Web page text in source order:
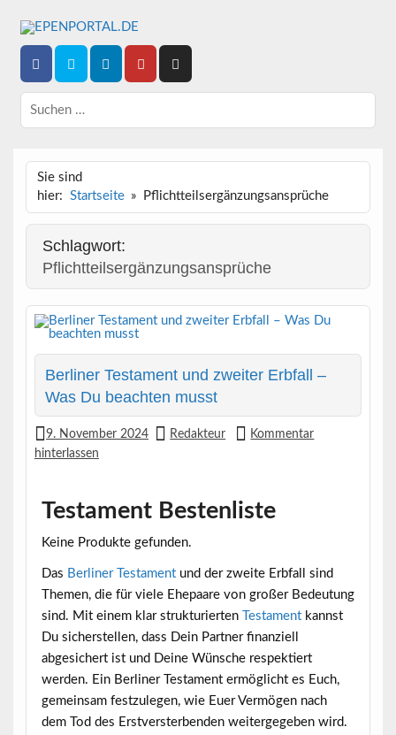
EPENPORTAL.DE
Epische News aus Politik, Finanzen & Gesellschaft
Sie sind
hier: Startseite Pflichtteilsergänzungsansprüche
Schlagwort:
Pflichtteilsergänzungsansprüche
Berliner Testament und zweiter Erbfall –
Was Du beachten musst
9. November 2024 Redakteur
Kommentar
hinterlassen
Testament Bestenliste
Keine Produkte gefunden.
Das Berliner Testamentund der zweite Erbfall sind
Themen, die für viele Ehepaare von großer Bedeutung
sind. Mit einem klar strukturierten
Testamentkannst
Du sicherstellen, dass Dein Partner finanziell
abgesichert ist und Deine Wünsche respektiert
werden. Ein Berliner Testament ermöglicht es Euch,
gemeinsam festzulegen, wie Euer Vermögen nach
dem Tod des Erstversterbenden weitergegeben wird.